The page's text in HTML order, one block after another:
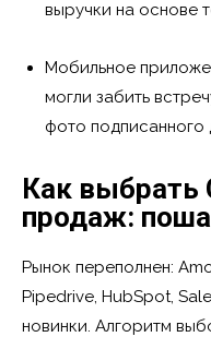
выручки на основе
Мобильное
могли забить
фото подписанного
Как выбрать
продаж:
Рынок переполнен:
Pipedrive, HubSpot,
новинки. Алгоритм